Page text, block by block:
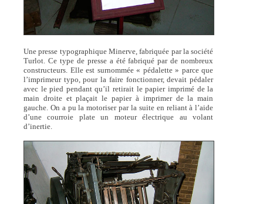
Une presse typographique Minerve, fabriquée par la société
Turlot. Ce type de presse a été fabriqué par de nombreux
constructeurs. Elle est surnommée « pédalette » parce que
l’imprimeur typo, pour la faire fonctionner, devait pédaler
avec le pied pendant qu’il retirait le papier imprimé de la
main droite et plaçait le papier à imprimer de la main
gauche. On a pu la motoriser par la suite en reliant à l’aide
d’une courroie plate un moteur électrique au volant
d’inertie.